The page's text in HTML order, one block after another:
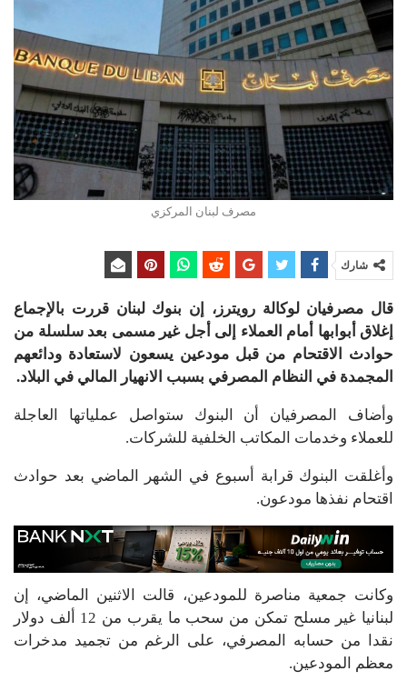
مصرف لبنان المركزي
شارك
قال مصرفيان لوكالة رويترز، إن بنوك لبنان قررت بالإجماع
إغلاق أبوابها أمام العملاء إلى أجل غير مسمى بعد سلسلة من
حوادث الاقتحام من قبل مودعين يسعون لاستعادة ودائعهم
المجمدة في النظام المصرفي بسبب الانهيار المالي في البلاد.
وأضاف المصرفيان أن البنوك ستواصل عملياتها العاجلة
للعملاء وخدمات المكاتب الخلفية للشركات.
وأغلقت البنوك قرابة أسبوع في الشهر الماضي بعد حوادث
اقتحام نفذها مودعون.
وكانت جمعية مناصرة للمودعين، قالت الاثنين الماضي، إن
لبنانيا غير مسلح تمكن من سحب ما يقرب من 12 ألف دولار
نقدا من حسابه المصرفي، على الرغم من تجميد مدخرات
معظم المودعين.